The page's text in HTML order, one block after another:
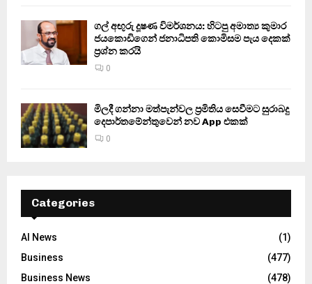
ගල් අඟුරු දූෂණ විමර්ශනය: හිටපු අමාත්‍ය කුමාර
ජයකොඩිගෙන් ජනාධිපති කොමිසම පැය දෙකක්
ප්‍රශ්න කරයි
0
මිලදී ගන්නා මත්පැන්වල ප්‍රමිතිය සෙවීමට සුරාබදු
දෙපාර්තමේන්තුවෙන් නව App එකක්
0
Categories
AI News
(1)
Business
(477)
Business News
(478)